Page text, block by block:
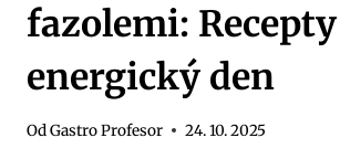
fazolemi:
energický den
OdGastro Profesor 24. 10. 2025